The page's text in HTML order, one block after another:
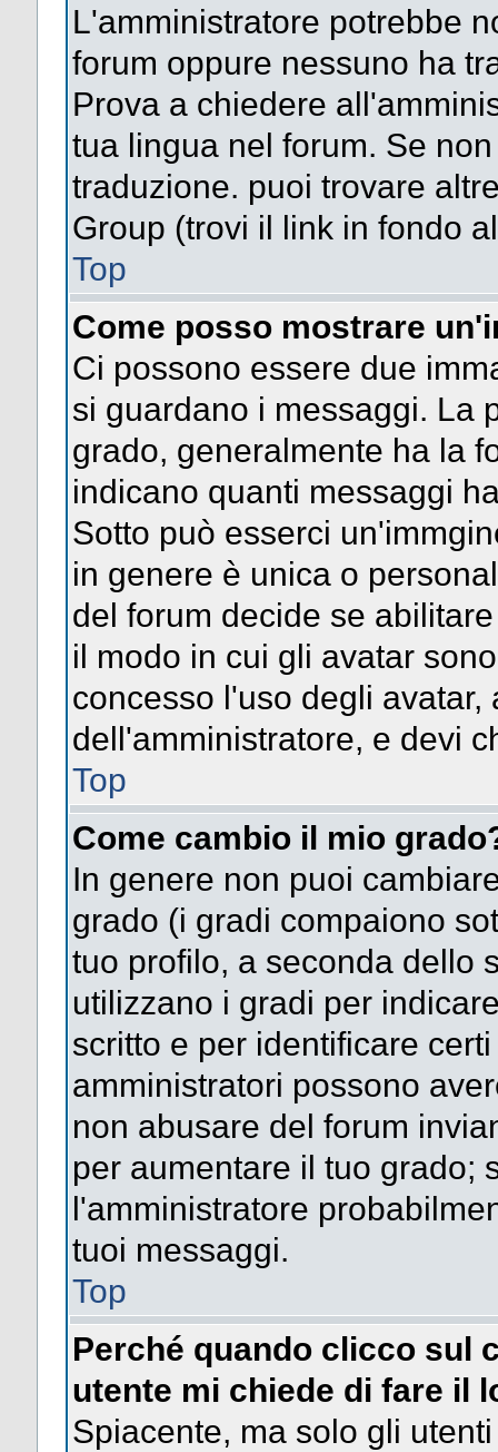
L'amministratore potrebbe
forum oppure nessuno ha
Prova a chiedere
tua lingua nel forum. Se
traduzione. puoi trovare
Group (trovi il link in fondo
Top
Come posso mostrare
Ci possono essere due
si guardano i messaggi. La
grado, generalmente ha la
indicano quanti messaggi
Sotto può esserci
in genere è unica o
del forum decide se
il modo in cui gli avatar
concesso l'uso degli
dell'amministratore, e devi
Top
Come cambio il mio
In genere non puoi
grado (i gradi compaiono
tuo profilo, a seconda dello
utilizzano i gradi per
scritto e per identificare
amministratori possono
non abusare del forum
per aumentare il tuo grado;
l'amministratore
tuoi messaggi.
Top
Perché quando clicco sul
utente mi chiede di fare il
Spiacente, ma solo gli